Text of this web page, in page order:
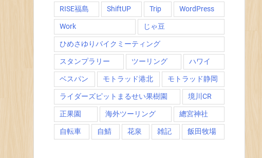
RISE福島
ShiftUP Trip WordPress
Work じゃ豆
ひめさゆりバイクミーティング
スタンプラリー ツーリング ハワイ
ベスパン モトラッド港北 モトラッド静岡
ライダーズピットまるせい果樹園 境川CR
正果園 海外ツーリング 總宮神社
自転車 自鯖 花泉 雑記 飯田牧場